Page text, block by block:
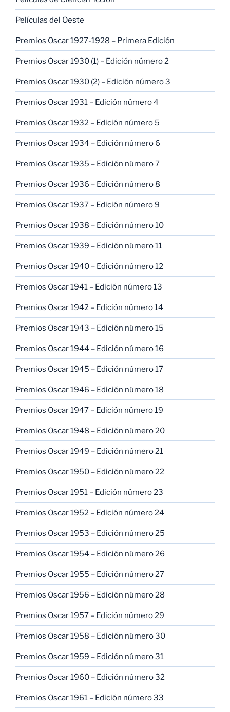
Películas del Oeste
Premios Oscar 1927-1928 – Primera Edición
Premios Oscar 1930 (1) – Edición número 2
Premios Oscar 1930 (2) – Edición número 3
Premios Oscar 1931 – Edición número 4
Premios Oscar 1932 – Edición número 5
Premios Oscar 1934 – Edición número 6
Premios Oscar 1935 – Edición número 7
Premios Oscar 1936 – Edición número 8
Premios Oscar 1937 – Edición número 9
Premios Oscar 1938 – Edición número 10
Premios Oscar 1939 – Edición número 11
Premios Oscar 1940 – Edición número 12
Premios Oscar 1941 – Edición número 13
Premios Oscar 1942 – Edición número 14
Premios Oscar 1943 – Edición número 15
Premios Oscar 1944 – Edición número 16
Premios Oscar 1945 – Edición número 17
Premios Oscar 1946 – Edición número 18
Premios Oscar 1947 – Edición número 19
Premios Oscar 1948 – Edición número 20
Premios Oscar 1949 – Edición número 21
Premios Oscar 1950 – Edición número 22
Premios Oscar 1951 – Edición número 23
Premios Oscar 1952 – Edición número 24
Premios Oscar 1953 – Edición número 25
Premios Oscar 1954 – Edición número 26
Premios Oscar 1955 – Edición número 27
Premios Oscar 1956 – Edición número 28
Premios Oscar 1957 – Edición número 29
Premios Oscar 1958 – Edición número 30
Premios Oscar 1959 – Edición número 31
Premios Oscar 1960 – Edición número 32
Premios Oscar 1961 – Edición número 33